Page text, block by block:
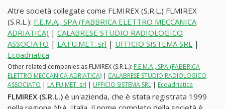
Altre società collegate come FLMIREX (S.R.L.) FLMIREX
(S.R.L.): F.E.M.A., SPA (FABBRICA ELETTRO MECCANICA
ADRIATICA) | CALABRESE STUDIO RADIOLOGICO
ASSOCIATO | LA.FU.MET. srl | UFFICIO SISTEMA SRL |
Ecoadriatica
Other related companies as FLMIREX (S.R.L.): F.E.M.A., SPA (FABBRICA
ELETTRO MECCANICA ADRIATICA) | CALABRESE STUDIO RADIOLOGICO
ASSOCIATO | LA.FU.MET. srl | UFFICIO SISTEMA SRL | Ecoadriatica
FLMIREX (S.R.L.) è un'azienda, che è stata registrata 1999